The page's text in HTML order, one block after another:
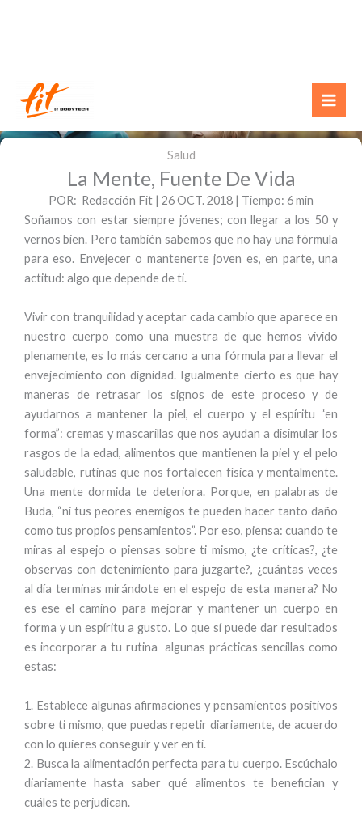
contenido
Salud
La Mente, Fuente De Vida
POR: Redacción Fit | 26 OCT. 2018 | Tiempo: 6 min
Soñamos con estar siempre jóvenes; con llegar a los 50 y
vernos bien. Pero también sabemos que no hay una fórmula
para eso. Envejecer o mantenerte joven es, en parte, una
actitud: algo que depende de ti.
Vivir con tranquilidad y aceptar cada cambio que aparece en
nuestro cuerpo como una muestra de que hemos vivido
plenamente, es lo más cercano a una fórmula para llevar el
envejecimiento con dignidad. Igualmente cierto es que hay
maneras de retrasar los signos de este proceso y de
ayudarnos a mantener la piel, el cuerpo y el espíritu “en
forma”: cremas y mascarillas que nos ayudan a disimular los
rasgos de la edad, alimentos que mantienen la piel y el pelo
saludable, rutinas que nos fortalecen física y mentalmente.
Una mente dormida te deteriora. Porque, en palabras de
Buda, “ni tus peores enemigos te pueden hacer tanto daño
como tus propios pensamientos”. Por eso, piensa: cuando te
miras al espejo o piensas sobre ti mismo, ¿te críticas?, ¿te
observas con detenimiento para juzgarte?, ¿cuántas veces
al día terminas mirándote en el espejo de esta manera? No
es ese el camino para mejorar y mantener un cuerpo en
forma y un espíritu a gusto. Lo que sí puede dar resultados
es incorporar a tu rutina algunas prácticas sencillas como
estas:
1. Establece algunas afirmaciones y pensamientos positivos
sobre ti mismo, que puedas repetir diariamente, de acuerdo
con lo quieres conseguir y ver en ti.
2. Busca la alimentación perfecta para tu cuerpo. Escúchalo
diariamente hasta saber qué alimentos te benefician y
cuáles te perjudican.